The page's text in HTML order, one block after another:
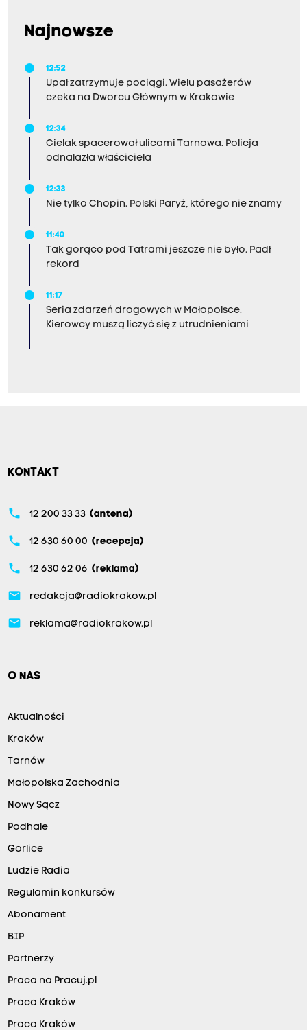
Najnowsze
12:52
Upał zatrzymuje pociągi. Wielu pasażerów
czeka na Dworcu Głównym w Krakowie
12:34
Cielak spacerował ulicami Tarnowa. Policja
odnalazła właściciela
12:33
Nie tylko Chopin. Polski Paryż, którego nie znamy
11:40
Tak gorąco pod Tatrami jeszcze nie było. Padł
rekord
11:17
Seria zdarzeń drogowych w Małopolsce.
Kierowcy muszą liczyć się z utrudnieniami
KONTAKT
phone 12 200 33 33 (antena)
phone 12 630 60 00 (recepcja)
phone 12 630 62 06 (reklama)
email redakcja@radiokrakow.pl
email reklama@radiokrakow.pl
O NAS
Aktualności
Kraków
Tarnów
Małopolska Zachodnia
Nowy Sącz
Podhale
Gorlice
Ludzie Radia
Regulamin konkursów
Abonament
BIP
Partnerzy
Praca na Pracuj.pl
Praca Kraków
Praca Kraków